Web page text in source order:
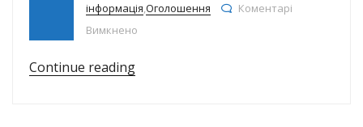
інформація,Оголошення
Коментарі
Вимкнено
Continue reading“БЕЗОПЛАТНА ДІАГНОСТИКА У